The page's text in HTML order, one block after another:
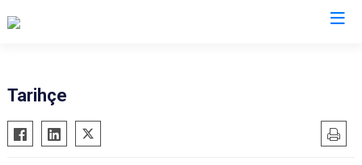
Bahşili
Balışeyh
Tarihçe